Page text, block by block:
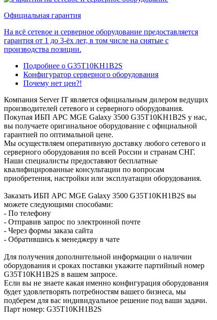
Официальная гарантия
На всё сетевое и серверное оборудование предоставляется
гарантия от 1 до 3-ёх лет, в том числе на снятые с
производства позиции.
Подробнее о G35T10KH1B2S
Конфигуратор серверного оборудования
Почему нет цен?!
Компания Server IT является официальным дилером ведущих
производителей сетевого и серверного оборудования.
Покупая ИБП APC MGE Galaxy 3500 G35T10KH1B2S у нас,
вы получаете оригинальное оборудование с официальной
гарантией по оптимальной цене.
Мы осуществляем оперативную доставку любого сетевого и
серверного оборудования по всей России и странам СНГ.
Наши специалисты предоставяют бесплатные
квалифицированные консультации по вопросам
приобретения, настройки или эксплуатации оборудования.
Заказать ИБП APC MGE Galaxy 3500 G35T10KH1B2S вы
можете следующими способами:
- По телефону
- Отправив запрос по электронной почте
- Через формы заказа сайта
- Обратившись к менеджеру в чате
Для получения дополнительной информации о наличии
оборудования и сроках поставки укажите партийный номер
G35T10KH1B2S в вашем запросе.
Если вы не знаете какая именно конфигурация оборудования
будет удовлетворять потребностям вашего бизнеса, мы
подберем для вас индивидуальное решение под ваши задачи.
Парт номер: G35T10KH1B2S